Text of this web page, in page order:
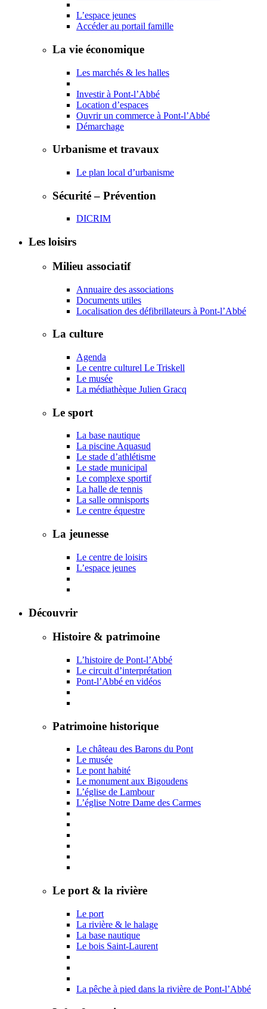
L’espace jeunes
Accéder au portail famille
La vie économique
Les marchés & les halles
Investir à Pont-l’Abbé
Location d’espaces
Ouvrir un commerce à Pont-l’Abbé
Démarchage
Urbanisme et travaux
Le plan local d’urbanisme
Sécurité – Prévention
DICRIM
Les loisirs
Milieu associatif
Annuaire des associations
Documents utiles
Localisation des défibrillateurs à Pont-l’Abbé
La culture
Agenda
Le centre culturel Le Triskell
Le musée
La médiathèque Julien Gracq
Le sport
La base nautique
La piscine Aquasud
Le stade d’athlétisme
Le stade municipal
Le complexe sportif
La halle de tennis
La salle omnisports
Le centre équestre
La jeunesse
Le centre de loisirs
L’espace jeunes
Découvrir
Histoire & patrimoine
L’histoire de Pont-l’Abbé
Le circuit d’interprétation
Pont-l’Abbé en vidéos
Patrimoine historique
Le château des Barons du Pont
Le musée
Le pont habité
Le monument aux Bigoudens
L’église de Lambour
L’église Notre Dame des Carmes
Le port & la rivière
Le port
La rivière & le halage
La base nautique
Le bois Saint-Laurent
La pêche à pied dans la rivière de Pont-l’Abbé